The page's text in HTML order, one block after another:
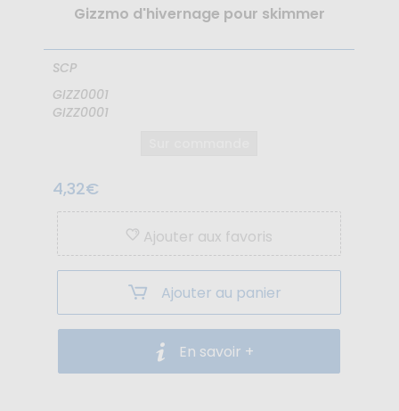
Gizzmo d'hivernage pour skimmer
SCP
GIZZ0001
GIZZ0001
4,32€
Ajouter aux favoris
Ajouter au panier
En savoir +